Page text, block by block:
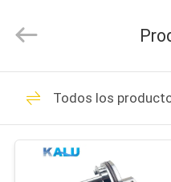
HOGAR
PRODUCTOS
INDUSTRY.
Servicios
Todos los